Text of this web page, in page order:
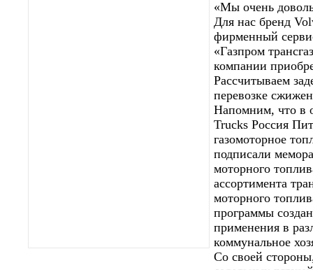
«Мы очень
Для нас бренд
фирменный
«Газпром
компании
Рассчитываем
перевозке
Напомним, что в
Trucks Россия
газомоторное
подписали
моторного
ассортимента
моторного
программы
применения в
коммунальное
Со своей